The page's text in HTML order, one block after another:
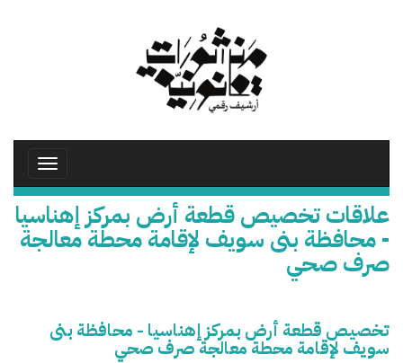
Toggle
علاقات تخصيص قطعة أرض بمركز إهناسيا
- محافظة بنى سويف لإقامة محطة معالجة
صرف صحي
تخصيص قطعة أرض بمركز إهناسيا - محافظة بنى
سويف لإقامة محطة معالجة صرف صحي